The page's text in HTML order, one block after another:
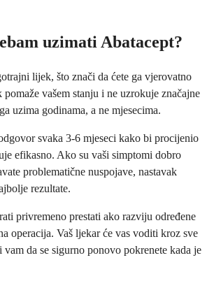
uzimati Abatacept?
lijek, što znači da ćete ga vjerovatno
vašem stanju i ne uzrokuje značajne
uzima godinama, a ne mjesecima.
svaka 3-6 mjeseci kako bi procijenio
efikasno. Ako su vaši simptomi dobro
problematične nuspojave, nastavak
rezultate.
privremeno prestati ako razviju određene
operacija. Vaš ljekar će vas voditi kroz sve
vam da se sigurno ponovo pokrenete kada je